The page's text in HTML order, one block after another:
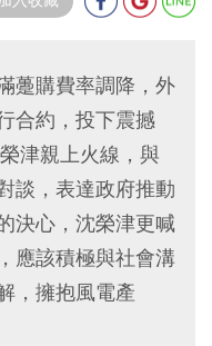
躉購費率調降，外
合約，投下震撼
津親上火線，與
談，表達政府推動
決心，沈榮津更喊
應該積極與社會溝
，擁抱風電產